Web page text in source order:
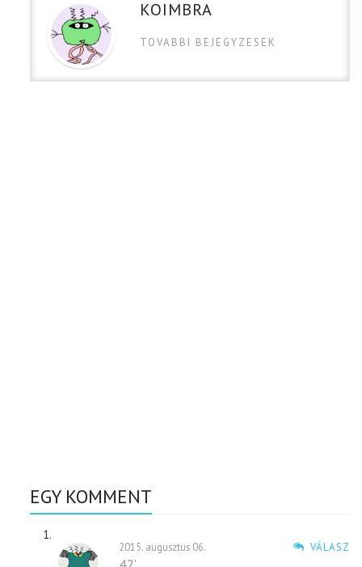
KOIMBRA
TOVABBI BEJEGYZESEK
EGY KOMMENT
VÁLASZ
2015. augusztus 06.